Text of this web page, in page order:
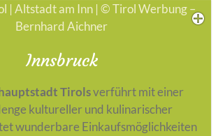
Innsbruck
Tirolsverführt mit einer
kultureller und kulinarischer
wunderbare Einkaufsmöglichkeiten